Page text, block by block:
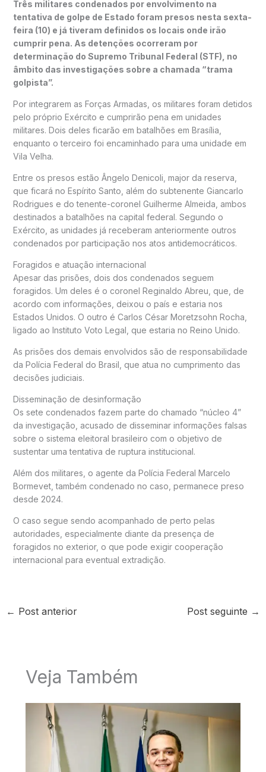
Três militares condenados por envolvimento na
tentativa de golpe de Estado foram presos nesta sexta-
feira (10) e já tiveram definidos os locais onde irão
cumprir pena. As detenções ocorreram por
determinação do Supremo Tribunal Federal (STF), no
âmbito das investigações sobre a chamada “trama
golpista”.
Por integrarem as Forças Armadas, os militares foram detidos
pelo próprio Exército e cumprirão pena em unidades
militares. Dois deles ficarão em batalhões em Brasília,
enquanto o terceiro foi encaminhado para uma unidade em
Vila Velha.
Entre os presos estão Ângelo Denicoli, major da reserva,
que ficará no Espírito Santo, além do subtenente Giancarlo
Rodrigues e do tenente-coronel Guilherme Almeida, ambos
destinados a batalhões na capital federal. Segundo o
Exército, as unidades já receberam anteriormente outros
condenados por participação nos atos antidemocráticos.
Foragidos e atuação internacional
Apesar das prisões, dois dos condenados seguem
foragidos. Um deles é o coronel Reginaldo Abreu, que, de
acordo com informações, deixou o país e estaria nos
Estados Unidos. O outro é Carlos César Moretzsohn Rocha,
ligado ao Instituto Voto Legal, que estaria no Reino Unido.
As prisões dos demais envolvidos são de responsabilidade
da Polícia Federal do Brasil , que atua no cumprimento das
decisões judiciais.
Disseminação de desinformação
Os sete condenados fazem parte do chamado “núcleo 4”
da investigação, acusado de disseminar informações falsas
sobre o sistema eleitoral brasileiro com o objetivo de
sustentar uma tentativa de ruptura institucional.
Além dos militares, o agente da Polícia Federal Marcelo
Bormevet, também condenado no caso, permanece preso
desde 2024.
O caso segue sendo acompanhado de perto pelas
autoridades, especialmente diante da presença de
foragidos no exterior, o que pode exigir cooperação
internacional para eventual extradição.
← Post anterior Post seguinte →
Veja Também